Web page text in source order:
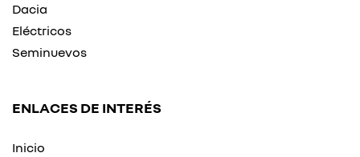
Dacia
Eléctricos
Seminuevos
ENLACES DE INTERÉS
Inicio